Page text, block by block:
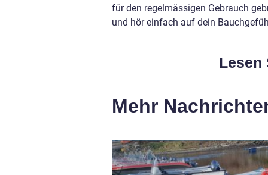
für den regelmässigen Gebrauch
und hör einfach auf dein
Lesen
Mehr